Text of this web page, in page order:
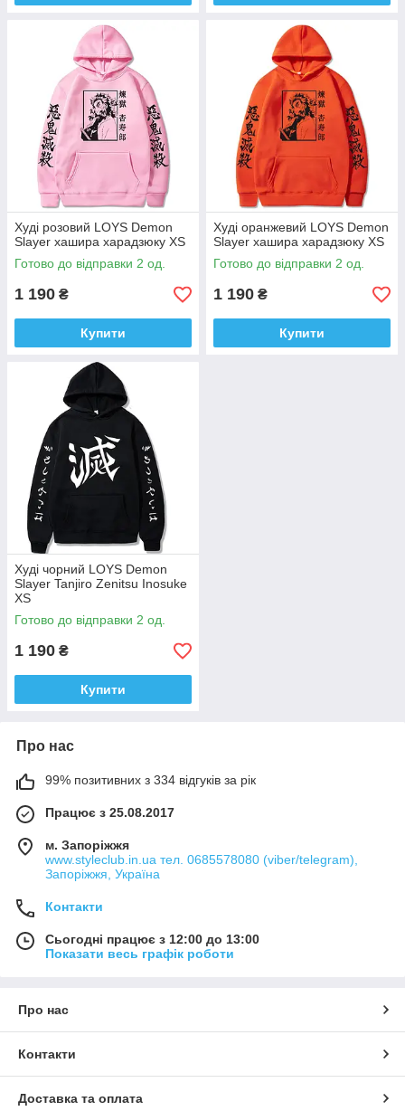
Худi розовий LOYS Demon
Slayer хашира харадзюку XS
Готово до відправки 2 од.
1 190 ₴
Купити
Худi оранжевий LOYS Demon
Slayer хашира харадзюку XS
Готово до відправки 2 од.
1 190 ₴
Купити
Худi чорний LOYS Demon
Slayer Tanjiro Zenitsu Inosuke
XS
Готово до відправки 2 од.
1 190 ₴
Купити
Про нас
99% позитивних з 334 відгуків за рік
Працює з 25.08.2017
м. Запоріжжя
www.styleclub.in.ua тел. 0685578080 (viber/telegram),
Запоріжжя, Україна
Контакти
Сьогодні працює з 12:00 до 13:00
Показати весь графік роботи
Про нас
Контакти
Доставка та оплата